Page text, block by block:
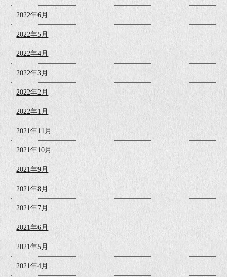
2022年6月
2022年5月
2022年4月
2022年3月
2022年2月
2022年1月
2021年11月
2021年10月
2021年9月
2021年8月
2021年7月
2021年6月
2021年5月
2021年4月